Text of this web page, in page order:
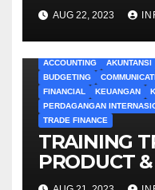
AUG 22, 2023
ACCOUNTING AKUNTANSI
BUDGETING
FINANCIAL
KEUANGAN
PERDAGANGAN
TRADE FINANCE
TRAINING
PRODUCT
BANKING